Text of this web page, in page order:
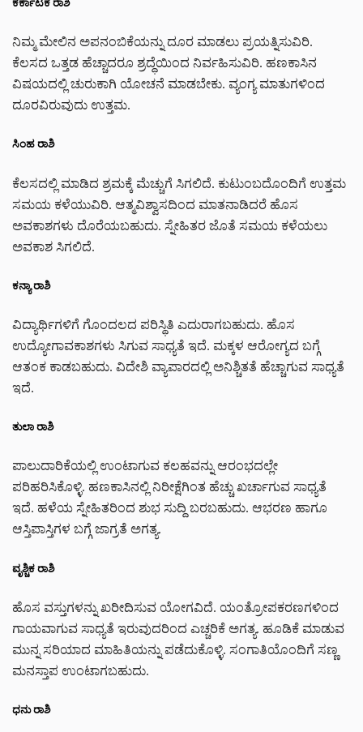
ಕರ್ಕಾಟಕ ರಾಶಿ
ನಿಮ್ಮ ಮೇಲಿನ ಅಪನಂಬಿಕೆಯನ್ನು ದೂರ ಮಾಡಲು ಪ್ರಯತ್ನಿಸುವಿರಿ.
ಕೆಲಸದ ಒತ್ತಡ ಹೆಚ್ಚಾದರೂ ಶ್ರದ್ಧೆಯಿಂದ ನಿರ್ವಹಿಸುವಿರಿ. ಹಣಕಾಸಿನ
ವಿಷಯದಲ್ಲಿ ಚುರುಕಾಗಿ ಯೋಚನೆ ಮಾಡಬೇಕು. ವ್ಯಂಗ್ಯ ಮಾತುಗಳಿಂದ
ದೂರವಿರುವುದು ಉತ್ತಮ.
ಸಿಂಹ ರಾಶಿ
ಕೆಲಸದಲ್ಲಿ ಮಾಡಿದ ಶ್ರಮಕ್ಕೆ ಮೆಚ್ಚುಗೆ ಸಿಗಲಿದೆ. ಕುಟುಂಬದೊಂದಿಗೆ ಉತ್ತಮ
ಸಮಯ ಕಳೆಯುವಿರಿ. ಆತ್ಮವಿಶ್ವಾಸದಿಂದ ಮಾತನಾಡಿದರೆ ಹೊಸ
ಅವಕಾಶಗಳು ದೊರೆಯಬಹುದು. ಸ್ನೇಹಿತರ ಜೊತೆ ಸಮಯ ಕಳೆಯಲು
ಅವಕಾಶ ಸಿಗಲಿದೆ.
ಕನ್ಯಾ ರಾಶಿ
ವಿದ್ಯಾರ್ಥಿಗಳಿಗೆ ಗೊಂದಲದ ಪರಿಸ್ಥಿತಿ ಎದುರಾಗಬಹುದು. ಹೊಸ
ಉದ್ಯೋಗಾವಕಾಶಗಳು ಸಿಗುವ ಸಾಧ್ಯತೆ ಇದೆ. ಮಕ್ಕಳ ಆರೋಗ್ಯದ ಬಗ್ಗೆ
ಆತಂಕ ಕಾಡಬಹುದು. ವಿದೇಶಿ ವ್ಯಾಪಾರದಲ್ಲಿ ಅನಿಶ್ಚಿತತೆ ಹೆಚ್ಚಾಗುವ ಸಾಧ್ಯತೆ
ಇದೆ.
ತುಲಾ ರಾಶಿ
ಪಾಲುದಾರಿಕೆಯಲ್ಲಿ ಉಂಟಾಗುವ ಕಲಹವನ್ನು ಆರಂಭದಲ್ಲೇ
ಪರಿಹರಿಸಿಕೊಳ್ಳಿ. ಹಣಕಾಸಿನಲ್ಲಿ ನಿರೀಕ್ಷೆಗಿಂತ ಹೆಚ್ಚು ಖರ್ಚಾಗುವ ಸಾಧ್ಯತೆ
ಇದೆ. ಹಳೆಯ ಸ್ನೇಹಿತರಿಂದ ಶುಭ ಸುದ್ದಿ ಬರಬಹುದು. ಆಭರಣ ಹಾಗೂ
ಆಸ್ತಿಪಾಸ್ತಿಗಳ ಬಗ್ಗೆ ಜಾಗ್ರತೆ ಅಗತ್ಯ.
ವೃಶ್ಚಿಕ ರಾಶಿ
ಹೊಸ ವಸ್ತುಗಳನ್ನು ಖರೀದಿಸುವ ಯೋಗವಿದೆ. ಯಂತ್ರೋಪಕರಣಗಳಿಂದ
ಗಾಯವಾಗುವ ಸಾಧ್ಯತೆ ಇರುವುದರಿಂದ ಎಚ್ಚರಿಕೆ ಅಗತ್ಯ. ಹೂಡಿಕೆ ಮಾಡುವ
ಮುನ್ನ ಸರಿಯಾದ ಮಾಹಿತಿಯನ್ನು ಪಡೆದುಕೊಳ್ಳಿ. ಸಂಗಾತಿಯೊಂದಿಗೆ ಸಣ್ಣ
ಮನಸ್ತಾಪ ಉಂಟಾಗಬಹುದು.
ಧನು ರಾಶಿ